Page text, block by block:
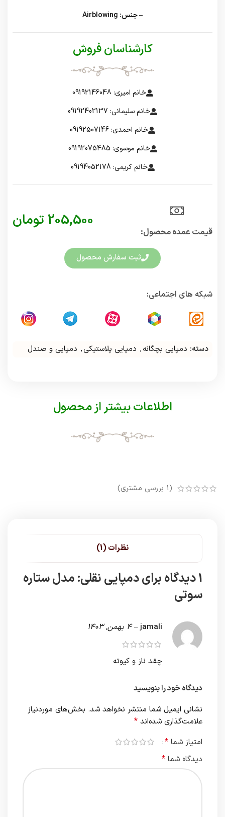
– جنس: Airblowing
کارشناسان فروش
خانم امیری: 09192146048
خانم سلیمانی: 09192402137
خانم احمدی: 09192507146
خانم موسوی: 09192075485
خانم کریمی: 09194052178
قیمت عمده محصول:​
205,500 تومان
ثبت سفارش محصول
شبکه های اجتماعی:
دسته: دمپایی بچگانه, دمپایی پلاستیکی, دمپایی و صندل
اطلاعات بیشتر از محصول
(
1 بررسی مشتری)
نظرات (1)
1 دیدگاه برای
دمپایی نقلی: مدل ستاره
سوتی
jamali
– 4 بهمن, 1403
چقد ناز و کیوته
دیدگاه خود را بنویسید
نشانی ایمیل شما منتشر نخواهد شد. بخش‌های موردنیاز
علامت‌گذاری شده‌اند *
امتیاز شما *
دیدگاه شما *